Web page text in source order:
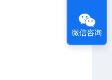
微信咨询